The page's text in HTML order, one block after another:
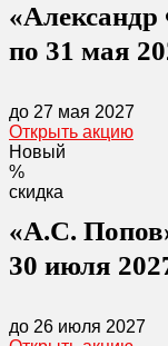
по 31 мая
до 27 мая 2027
Открыть акцию
Новый
%
скидка
«А.С.
30 июля
до 26 июля 2027